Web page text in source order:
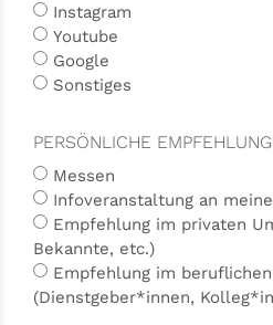
Instagram
Youtube
Google
Sonstiges
PERSÖNLICHE
Messen
Infoveranstaltung an
Empfehlung im privaten
Bekannte, etc.)
Empfehlung im
(Dienstgeber*innen,